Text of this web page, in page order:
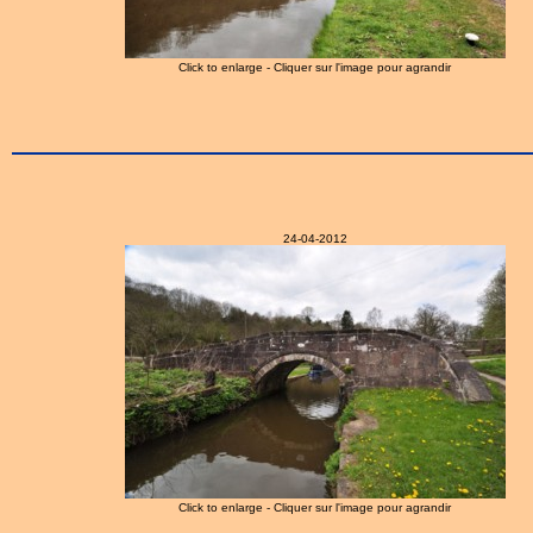
Click to enlarge - Cliquer sur l'image pour agrandir
24-04-2012
Click to enlarge - Cliquer sur l'image pour agrandir